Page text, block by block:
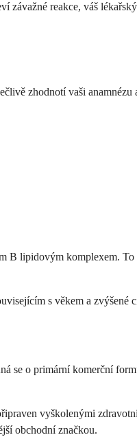
reakce, váš
zhodnotí vaši anamnézu
B lipidovým komplexem.
s věkem a zvýšené
se o primární komerční
vyškolenými
obchodní značkou.